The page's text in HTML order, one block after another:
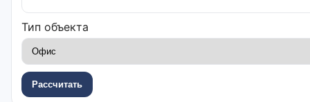
Тип объекта
Рассчитать